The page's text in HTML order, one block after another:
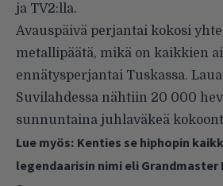
ja TV2:lla.
Avauspäivä perjantai kokosi
metallipäätä, mikä on kaikkien
ennätysperjantai Tuskassa.
Suvilahdessa nähtiin 20 000
sunnuntaina juhlaväkeä
Lue myös: Kenties se hiphopin
legendaarisin nimi eli Grandmaster